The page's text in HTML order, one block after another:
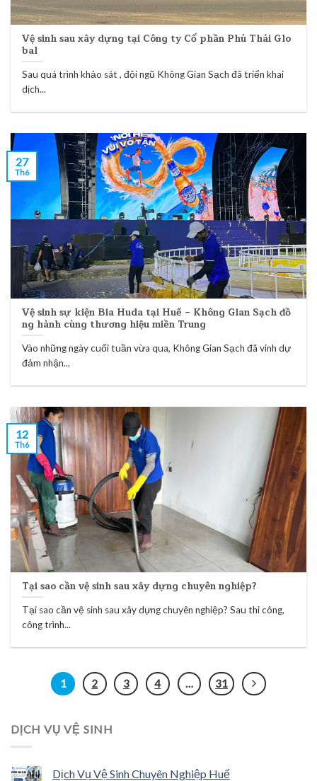
Vệ sinh sau xây dựng tại Công ty Cổ phần Phú Thái Glo
bal
Sau quá trình khảo sát , đội ngũ Không Gian Sạch đã triển khai
dịch...
Vệ sinh sự kiện Bia Huda tại Huế – Không Gian Sạch đồ
ng hành cùng thương hiệu miền Trung
Vào những ngày cuối tuần vừa qua, Không Gian Sạch đã vinh dự
đảm nhận...
27
Th6
Tại sao cần vệ sinh sau xây dựng chuyên nghiệp?
Tại sao cần vệ sinh sau xây dựng chuyên nghiệp? Sau thi công,
công trình...
12
Th6
1 2 3 4 … 31
DỊCH VỤ VỆ SINH
Dịch Vụ Vệ Sinh Chuyên Nghiệp Huế